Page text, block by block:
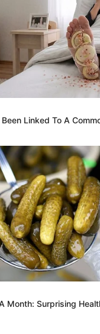
Linked To A
Month: Surprising